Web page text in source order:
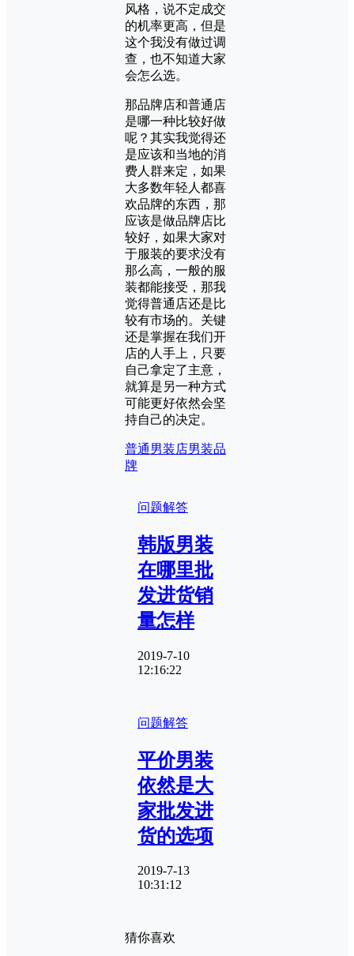
风格，说不定成交
的机率更高，但是
这个我没有做过调
查，也不知道大家
会怎么选。
那品牌店和普通店
是哪一种比较好做
呢？其实我觉得还
是应该和当地的消
费人群来定，如果
大多数年轻人都喜
欢品牌的东西，那
应该是做品牌店比
较好，如果大家对
于服装的要求没有
那么高，一般的服
装都能接受，那我
觉得普通店还是比
较有市场的。关键
还是掌握在我们开
店的人手上，只要
自己拿定了主意，
就算是另一种方式
可能更好依然会坚
持自己的决定。
普通男装店男装品
牌
问题解答
韩版男装
在哪里批
发进货销
量怎样
2019-7-10
12:16:22
问题解答
平价男装
依然是大
家批发进
货的选项
2019-7-13
10:31:12
猜你喜欢